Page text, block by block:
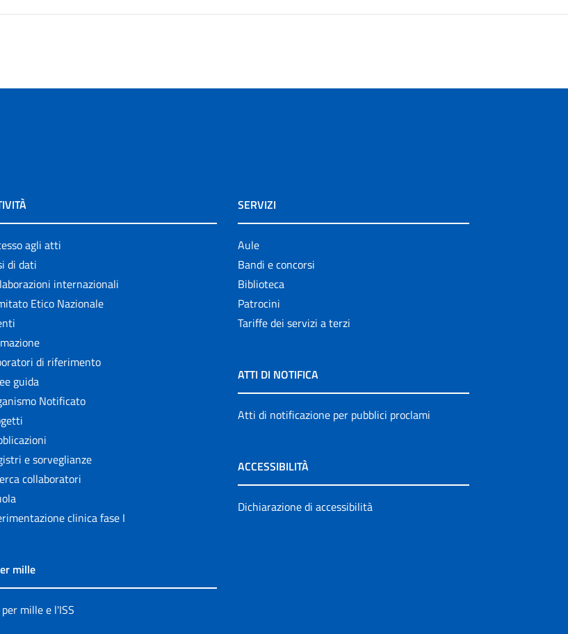
agli atti
di dati
internazionali
Etico Nazionale
di riferimento
guida
Notificato
e sorveglianze
collaboratori
clinica fase I
mille
mille e l'ISS
SERVIZI
Aule
Bandi e concorsi
Biblioteca
Patrocini
Tariffe dei servizi a terzi
ATTI DI NOTIFICA
Atti di notificazione per pubblici proclami
ACCESSIBILITÀ
Dichiarazione di accessibilità